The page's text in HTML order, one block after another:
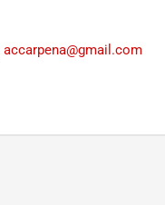
accarpena@gmail.com